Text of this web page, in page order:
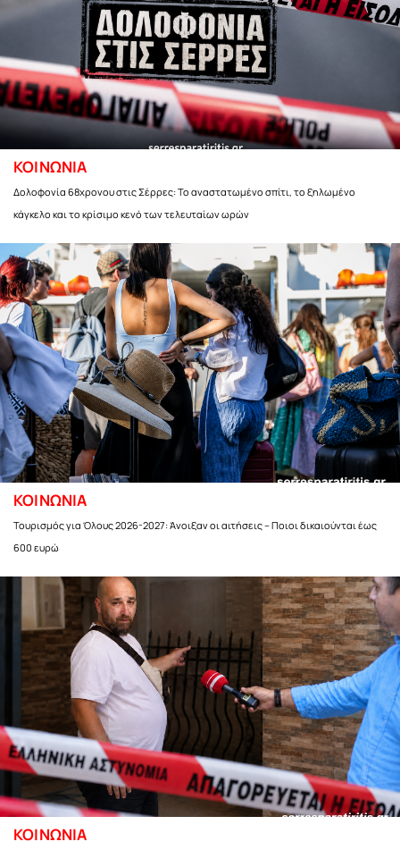
ΚΟΙΝΩΝΙΑ
Δολοφονία 68χρονου στις Σέρρες: Το αναστατωμένο σπίτι, το ξηλωμένο
κάγκελο και το κρίσιμο κενό των τελευταίων ωρών
ΚΟΙΝΩΝΙΑ
Τουρισμός για Όλους 2026-2027: Άνοιξαν οι αιτήσεις – Ποιοι δικαιούνται έως
600 ευρώ
ΚΟΙΝΩΝΙΑ